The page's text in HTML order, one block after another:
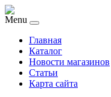
Menu
Главная
Каталог
Новости магазинов
Статьи
Карта сайта